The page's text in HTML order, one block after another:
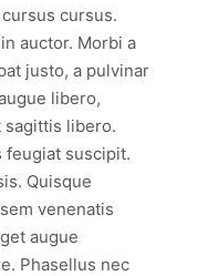
cursus.
auctor. Morbi a
justo, a pulvinar
libero,
sagittis libero.
feugiat suscipit.
Quisque
venenatis
augue
Phasellus nec